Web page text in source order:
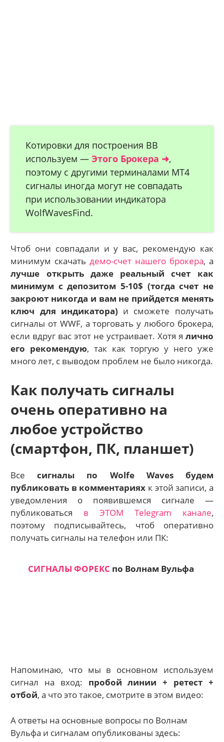
Котировки для построения ВВ
используем —Этого Брокера ➜,
поэтому с другими терминалами МТ4
сигналы иногда могут не совпадать
при использовании индикатора
WolfWavesFind.
Чтоб они совпадали и у вас, рекомендую как
минимум скачатьдемо-счет нашего брокера, а
лучше открыть даже реальный счет как
минимум с депозитом 5-10$ (тогда счет не
закроют никогда и вам не прийдется менять
ключ для индикатора) и сможете получать
сигналы от WWF, а торговать у любого брокера,
если вдруг вас этот не устраивает. Хотя я лично
его рекомендую, так как торгую у него уже
много лет, с выводом проблем не было никогда.
Как получать сигналы
очень оперативно на
любое устройство
(смартфон, ПК, планшет)
Всесигналы по Wolfe Waves будем
публиковать в комментариях к этой записи, а
уведомления о появившемся сигнале —
публиковаться в ЭТОМ Telegram канале,
поэтому подписывайтесь, чтоб оперативно
получать сигналы на телефон или ПК:
СИГНАЛЫ ФОРЕКС по Волнам Вульфа
Напоминаю, что мы в основном используем
сигнал на вход: пробой линии + ретест +
отбой, а что это такое, смотрите в этом видео:
А ответы на основные вопросы по Волнам
Вульфа и сигналам опубликованы здесь: